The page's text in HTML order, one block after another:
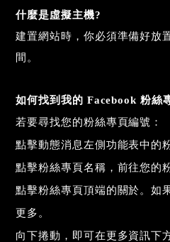
什麼是虛擬主機?
建置網站時，你必須準備好放
間。
如何找到我的 Facebook 粉絲
若要尋找您的粉絲專頁編號：
點擊動態消息左側功能表中的
點擊粉絲專頁名稱，前往您的
點擊粉絲專頁頂端的關於。如
更多。
向下捲動，即可在更多資訊下